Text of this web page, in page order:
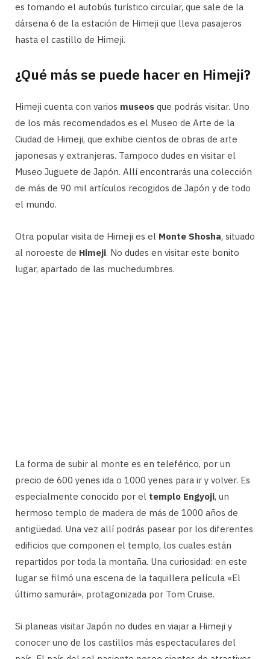
es tomando el autobús turístico circular, que sale de la
dársena 6 de la estación de Himeji que lleva pasajeros
hasta el castillo de Himeji.
¿Qué más se puede hacer en Himeji?
Himeji cuenta con varios museos que podrás visitar. Uno
de los más recomendados es el Museo de Arte de la
Ciudad de Himeji, que exhibe cientos de obras de arte
japonesas y extranjeras. Tampoco dudes en visitar el
Museo Juguete de Japón. Allí encontrarás una colección
de más de 90 mil artículos recogidos de Japón y de todo
el mundo.
Otra popular visita de Himeji es el Monte Shosha, situado
al noroeste de Himeji. No dudes en visitar este bonito
lugar, apartado de las muchedumbres.
La forma de subir al monte es en teleférico, por un
precio de 600 yenes ida o 1000 yenes para ir y volver. Es
especialmente conocido por el templo Engyoji, un
hermoso templo de madera de más de 1000 años de
antigüedad. Una vez allí podrás pasear por los diferentes
edificios que componen el templo, los cuales están
repartidos por toda la montaña. Una curiosidad: en este
lugar se filmó una escena de la taquillera película «El
último samurái», protagonizada por Tom Cruise.
Si planeas visitar Japón no dudes en viajar a Himeji y
conocer uno de los castillos más espectaculares del